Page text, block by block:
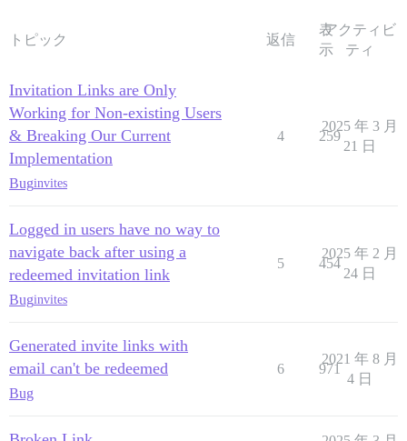
トピック 返信
表
示
アクティビ
ティ
Invitation Links are Only
Working for Non-existing Users
& Breaking Our Current
Implementation
Buginvites
4 259
2025 年 3 月
21 日
Logged in users have no way to
navigate back after using a
redeemed invitation link
Buginvites
5 454
2025 年 2 月
24 日
Generated invite links with
email can't be redeemed
Bug
6 971
2021 年 8 月
4 日